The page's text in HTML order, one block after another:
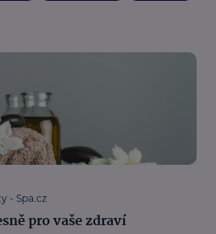
- Spa.cz
pro vaše zdraví